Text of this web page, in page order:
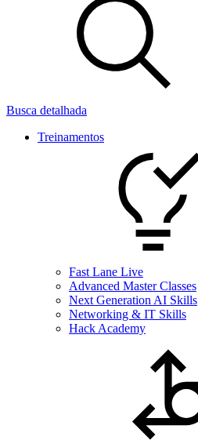
Busca detalhada
Treinamentos
Fast Lane Live
Advanced Master Classes
Next Generation AI Skills
Networking & IT Skills
Hack Academy